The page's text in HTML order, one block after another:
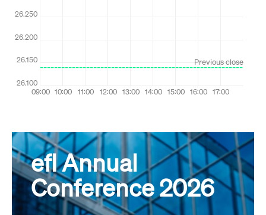
efl Annual
Conference 2026